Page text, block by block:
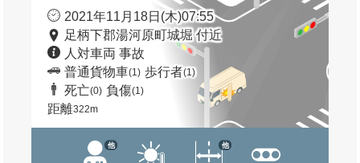
2021年11月18日(木)07:55
足柄下郡湯河原町城堀 付近
人対車両 事故
普通貨物車(1) 歩行者(1)
死亡(0) 負傷(1)
距離322m
他 他